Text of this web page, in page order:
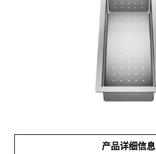
产品详细信息